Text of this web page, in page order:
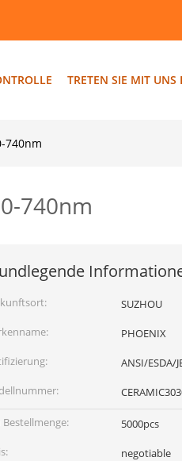
TRETEN SIE MIT
740nm
740nm
SUZHOU
PHOENIX
ANSI/ESDA/
Bestellmenge:
5000pcs
negotiable